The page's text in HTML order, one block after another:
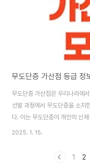
무도단증 가산점 등급 정
무도단증 가산점은 우리나라에
선발 과정에서 무도단증을 소지
다. 이는 무도단증이 개인의 신
겨지기 때문입니다. 아래에서는
있으신 분무도단증 고유 번호
2025. 1. 15.
1 2